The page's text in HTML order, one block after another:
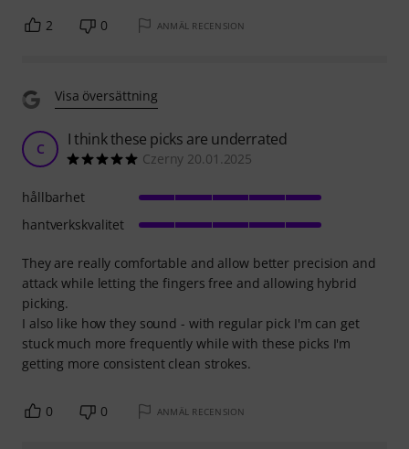
2 0 ANMÄL RECENSION
Visa översättning
C I think these picks are underrated
Czerny 20.01.2025
They are really comfortable and allow better precision and
attack while letting the fingers free and allowing hybrid
picking.
I also like how they sound - with regular pick I'm can get
stuck much more frequently while with these picks I'm
getting more consistent clean strokes.
hållbarhet
hantverkskvalitet
0 0 ANMÄL RECENSION